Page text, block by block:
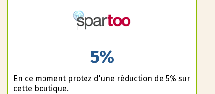
5%
En ce moment profitez d'une réduction de 5% sur
cette boutique.